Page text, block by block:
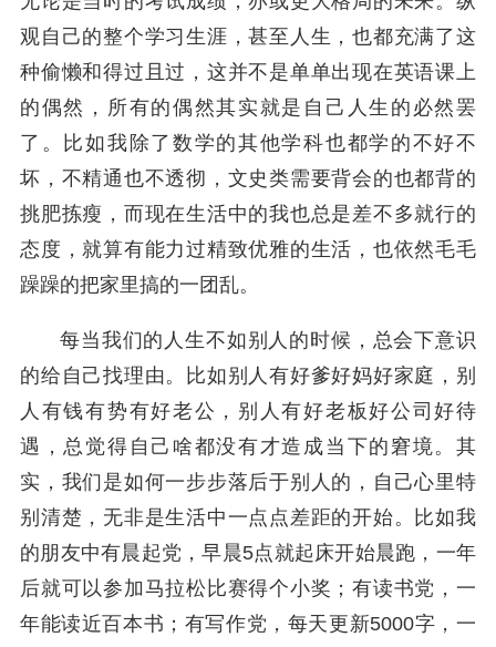
观自己的整个学习生涯，甚至人生，也都充满了这
种偷懒和得过且过，这并不是单单出现在英语课上
的偶然，所有的偶然其实就是自己人生的必然罢
了。比如我除了数学的其他学科也都学的不好不
坏，不精通也不透彻，文史类需要背会的也都背的
挑肥拣瘦，而现在生活中的我也总是差不多就行的
态度，就算有能力过精致优雅的生活，也依然毛毛
躁躁的把家里搞的一团乱。
每当我们的人生不如别人的时候，总会下意识
的给自己找理由。比如别人有好爹好妈好家庭，别
人有钱有势有好老公，别人有好老板好公司好待
遇，总觉得自己啥都没有才造成当下的窘境。其
实，我们是如何一步步落后于别人的，自己心里特
别清楚，无非是生活中一点点差距的开始。比如我
的朋友中有晨起党，早晨5点就起床开始晨跑，一年
后就可以参加马拉松比赛得个小奖；有读书党，一
年能读近百本书；有写作党，每天更新5000字，一